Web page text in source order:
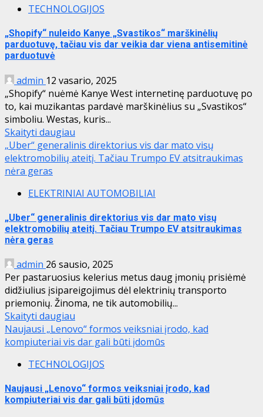
TECHNOLOGIJOS
„Shopify“ nuleido Kanye „Svastikos“ marškinėlių
parduotuvę, tačiau vis dar veikia dar viena antisemitinė
parduotuvė
admin 12 vasario, 2025
„Shopify“ nuėmė Kanye West internetinę parduotuvę po
to, kai muzikantas pardavė marškinėlius su „Svastikos“
simboliu. Westas, kuris...
Skaityti daugiau
„Uber“ generalinis direktorius vis dar mato visų
elektromobilių ateitį. Tačiau Trumpo EV atsitraukimas
nėra geras
ELEKTRINIAI AUTOMOBILIAI
„Uber“ generalinis direktorius vis dar mato visų
elektromobilių ateitį. Tačiau Trumpo EV atsitraukimas
nėra geras
admin 26 sausio, 2025
Per pastaruosius kelerius metus daug įmonių prisiėmė
didžiulius įsipareigojimus dėl elektrinių transporto
priemonių. Žinoma, ne tik automobilių...
Skaityti daugiau
Naujausi „Lenovo“ formos veiksniai įrodo, kad
kompiuteriai vis dar gali būti įdomūs
TECHNOLOGIJOS
Naujausi „Lenovo“ formos veiksniai įrodo, kad
kompiuteriai vis dar gali būti įdomūs